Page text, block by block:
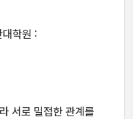
학원 :
서로 밀접한 관계를